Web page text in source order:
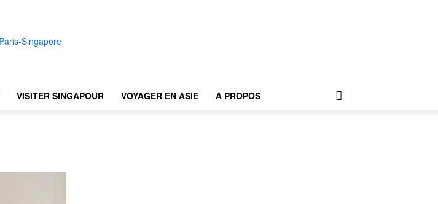
VISITER SINGAPOUR VOYAGER EN ASIE A PROPOS